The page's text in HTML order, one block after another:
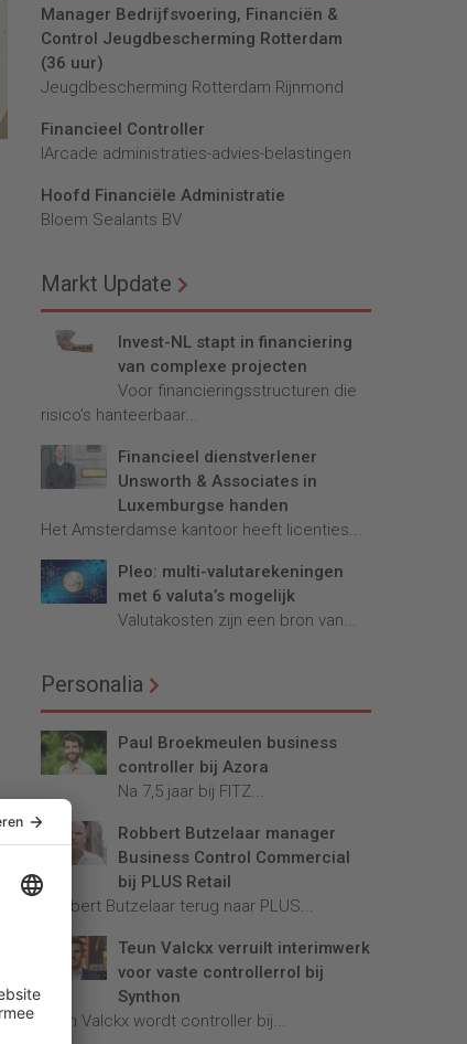
Manager Bedrijfsvoering, Financiën &
Control Jeugdbescherming Rotterdam
(36 uur)
Jeugdbescherming Rotterdam Rijnmond
Financieel Controller
lArcade administraties-advies-belastingen
Hoofd Financiële Administratie
Bloem Sealants BV
Markt Update
Invest-NL stapt in financiering
van complexe projecten
Voor financieringsstructuren die
risico’s hanteerbaar...
Financieel dienstverlener
Unsworth & Associates in
Luxemburgse handen
Het Amsterdamse kantoor heeft licenties...
Pleo: multi-valutarekeningen
met 6 valuta’s mogelijk
Valutakosten zijn een bron van...
Personalia
Paul Broekmeulen business
controller bij Azora
Na 7,5 jaar bij FITZ...
Robbert Butzelaar manager
Business Control Commercial
bij PLUS Retail
Robbert Butzelaar terug naar PLUS...
Teun Valckx verruilt interimwerk
voor vaste controllerrol bij
Synthon
Teun Valckx wordt controller bij...